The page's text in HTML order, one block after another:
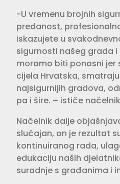
-U vremenu brojnih
predanost,
iskazujete u
sigurnosti našeg grada i
moramo biti ponosni jer
cijela Hrvatska,
najsigurnijih gradova,
pa i šire. – ističe
Načelnik dalje
slučajan, on je rezultat
kontinuiranog rada,
edukaciju naših
suradnje s građanima i